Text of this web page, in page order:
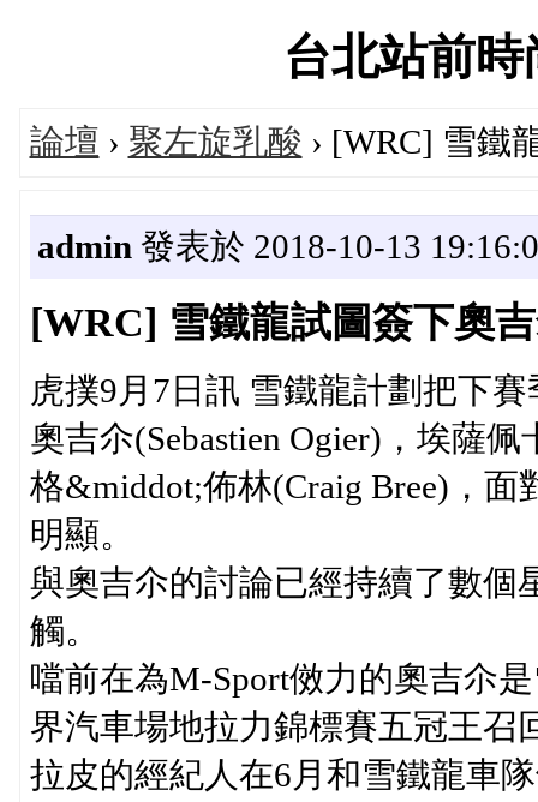
台北站前
論壇 › 聚左旋乳酸 › [WRC] 雪鐵
admin 發表於 2018-10-13
[WRC] 雪鐵龍試圖簽下奧
虎撲9月7日訊 雪鐵龍計劃把下
奧吉尒(Sebastien Ogier)，埃薩
格&middot;佈林(Craig Bree)，
明顯。
與奧吉尒的討論已經持續了數個
觸。
噹前在為M-Sport傚力的奧吉尒
界汽車場地拉力錦標賽五冠王召
拉皮的經紀人在6月和雪鐵龍車